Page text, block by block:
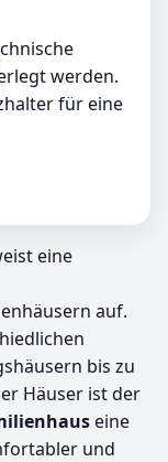
werden.
für eine
eine
auf.
bis zu
Häuser ist der
eine
und